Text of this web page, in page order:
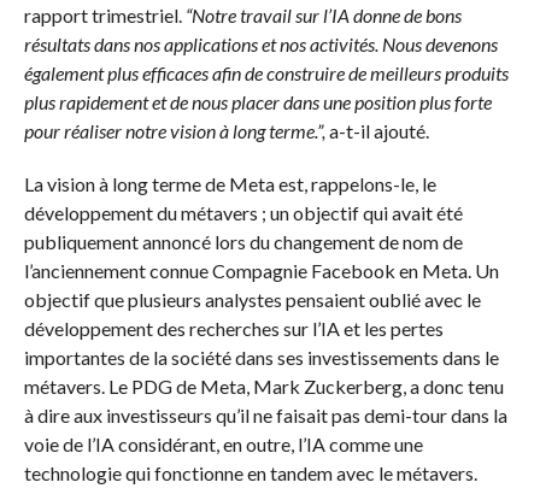
rapport trimestriel. “Notre travail sur l’IA donne de bons
résultats dans nos applications et nos activités. Nous devenons
également plus efficaces afin de construire de meilleurs produits
plus rapidement et de nous placer dans une position plus forte
pour réaliser notre vision à long terme.”,a-t-il ajouté.
La vision à long terme de Meta est, rappelons-le, le
développement du métavers ; un objectif qui avait été
publiquement annoncé lors du changement de nom de
l’anciennement connue Compagnie Facebook en Meta. Un
objectif que plusieurs analystes pensaient oublié avec le
développement des recherches sur l’IA et les pertes
importantes de la société dans ses investissements dans le
métavers. Le PDG de Meta, Mark Zuckerberg, a donc tenu
à dire aux investisseurs qu’il ne faisait pas demi-tour dans la
voie de l’IA considérant, en outre, l’IA comme une
technologie qui fonctionne en tandem avec le métavers.